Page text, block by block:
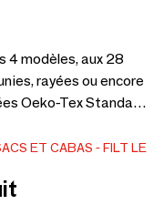
4 modèles, aux 28
rayées ou encore
Oeko-Tex Standard
: mini,
pastelles aux plus
propre filet, en
ET CABAS
FILT LE